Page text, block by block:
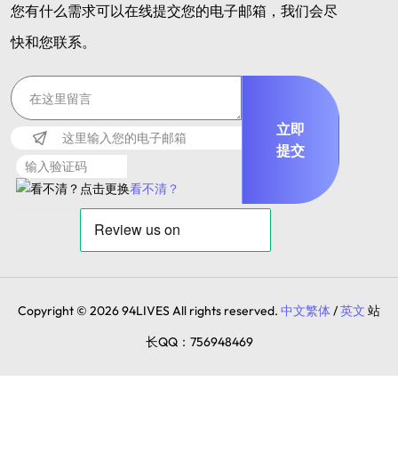
您有什么需求可以在线提交您的电子邮箱，我们会尽
快和您联系。
看不清？
立即
提交
Copyright © 2026 94LIVES All rights reserved. 中文繁体/英文 站
长QQ：756948469